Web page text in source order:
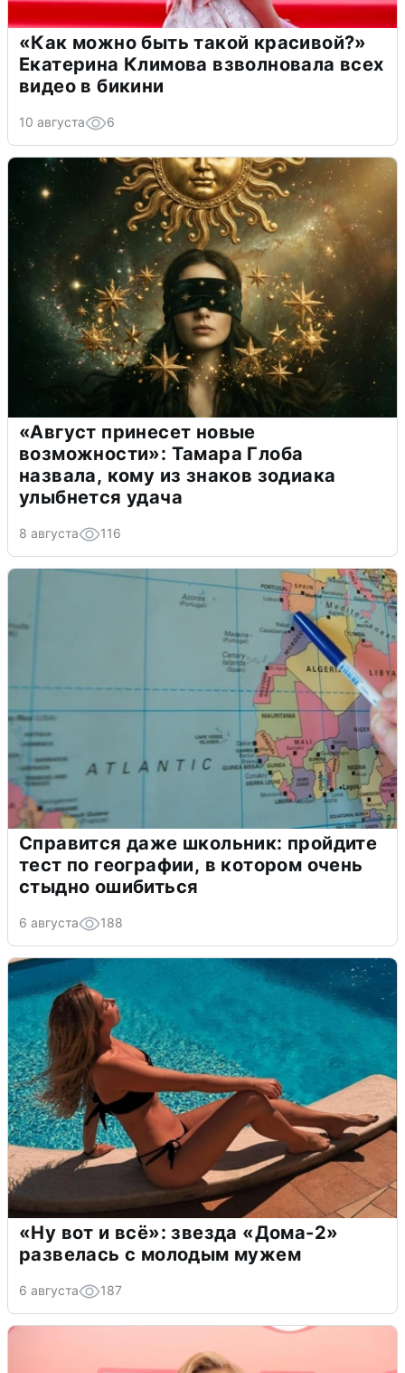
«Как можно быть такой красивой?»
Екатерина Климова взволновала всех
видео в бикини
10 августа 6
«Август принесет новые
возможности»: Тамара Глоба
назвала, кому из знаков зодиака
улыбнется удача
8 августа 116
Справится даже школьник: пройдите
тест по географии, в котором очень
стыдно ошибиться
6 августа 188
«Ну вот и всё»: звезда «Дома-2»
развелась с молодым мужем
6 августа 187